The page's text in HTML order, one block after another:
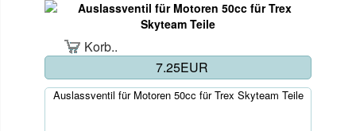
Korb..
7.25EUR
Auslassventil für Motoren 50cc für Trex Skyteam Teile